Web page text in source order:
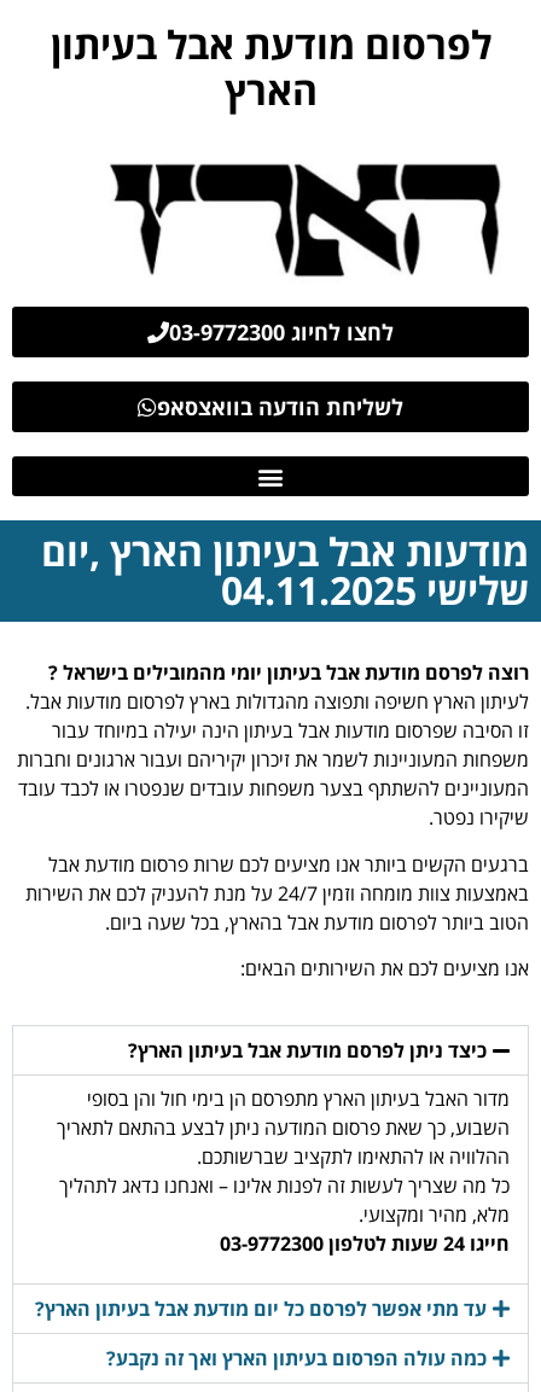
לפרסום מודעת אבל בעיתון
הארץ
לחצו לחיוג 03-9772300
לשליחת הודעה בוואצסאפ
מודעות אבל בעיתון הארץ ,יום
שלישי 04.11.2025
רוצה לפרסם מודעת אבל בעיתון יומי מהמובילים בישראל ?
לעיתון הארץ חשיפה ותפוצה מהגדולות בארץ לפרסום מודעות אבל.
זו הסיבה שפרסום מודעות אבל בעיתון הינה יעילה במיוחד עבור
משפחות המעוניינות לשמר את זיכרון יקיריהם ועבור ארגונים וחברות
המעוניינים להשתתף בצער משפחות עובדים שנפטרו או לכבד עובד
שיקירו נפטר.
ברגעים הקשים ביותר אנו מציעים לכם שרות פרסום מודעת אבל
באמצעות צוות מומחה וזמין 24/7 על מנת להעניק לכם את השירות
הטוב ביותר לפרסום מודעת אבל בהארץ, בכל שעה ביום.
אנו מציעים לכם את השירותים הבאים:
כיצד ניתן לפרסם מודעת אבל בעיתון הארץ?
מדור האבל בעיתון הארץ מתפרסם הן בימי חול והן בסופי
השבוע, כך שאת פרסום המודעה ניתן לבצע בהתאם לתאריך
ההלוויה או להתאימו לתקציב שברשותכם.
כל מה שצריך לעשות זה לפנות אלינו – ואנחנו נדאג לתהליך
מלא, מהיר ומקצועי.
חייגו 24 שעות לטלפון 03-9772300
עד מתי אפשר לפרסם כל יום מודעת אבל בעיתון הארץ?
כמה עולה הפרסום בעיתון הארץ ואך זה נקבע?